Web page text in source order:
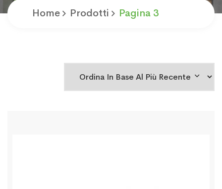
Home Prodotti Pagina 3